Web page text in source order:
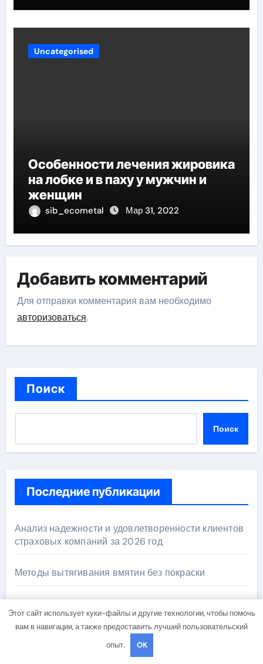
Uncategorised
Особенности лечения жировика
на лобке и в паху у мужчин и
женщин
sib_ecometal Мар 31, 2022
Добавить комментарий
Для отправки комментария вам необходимо
авторизоваться.
Поиск
Поиск
Последние публикации
Анализ надежности и удовлетворенности клиентов
страховых компаний за 2026 год
Методы вытягивания вмятин без покраски
современных профессий
Агрегаторы авиабилетов: принципы работы и
Этот сайт использует куки-файлы и другие технологии, чтобы помочь
вам в навигации, а также предоставить лучший пользовательский
опыт.
OK